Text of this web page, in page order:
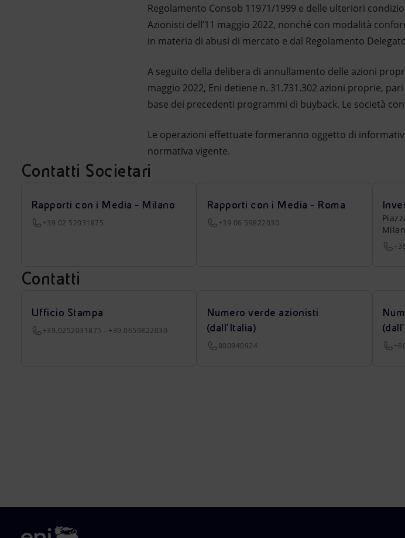
Regolamento Consob 11971/1999 e delle ulteriori
Azionisti dell’11 maggio 2022, nonché con modalità
in materia di abusi di mercato e dal Regolamento
A seguito della delibera di annullamento delle azioni
maggio 2022, Eni detiene n. 31.731.302 azioni proprie,
base dei precedenti programmi di buyback. Le società
Le operazioni effettuate formeranno oggetto di
normativa vigente.
Contatti Societari
Rapporti con i Media - Milano
+39 02 52031875
Rapporti con i Media - Roma
+39 06 59822030
Contatti
Ufficio Stampa
+39.0252031875 - +39.0659822030
Numero verde azionisti
(dall’Italia)
800940924